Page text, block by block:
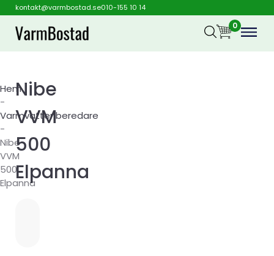
kontakt@varmbostad.se010-155 10 14
0
Hem
-
Varmvattenberedare
-
Nibe
VVM
500
Elpanna
Nibe
VVM
500
Elpanna